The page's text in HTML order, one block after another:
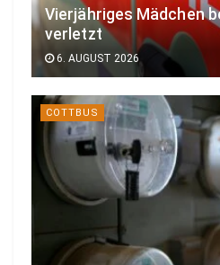
Vierjähriges Mädchen
verletzt
6. AUGUST 2026
COTTBUS